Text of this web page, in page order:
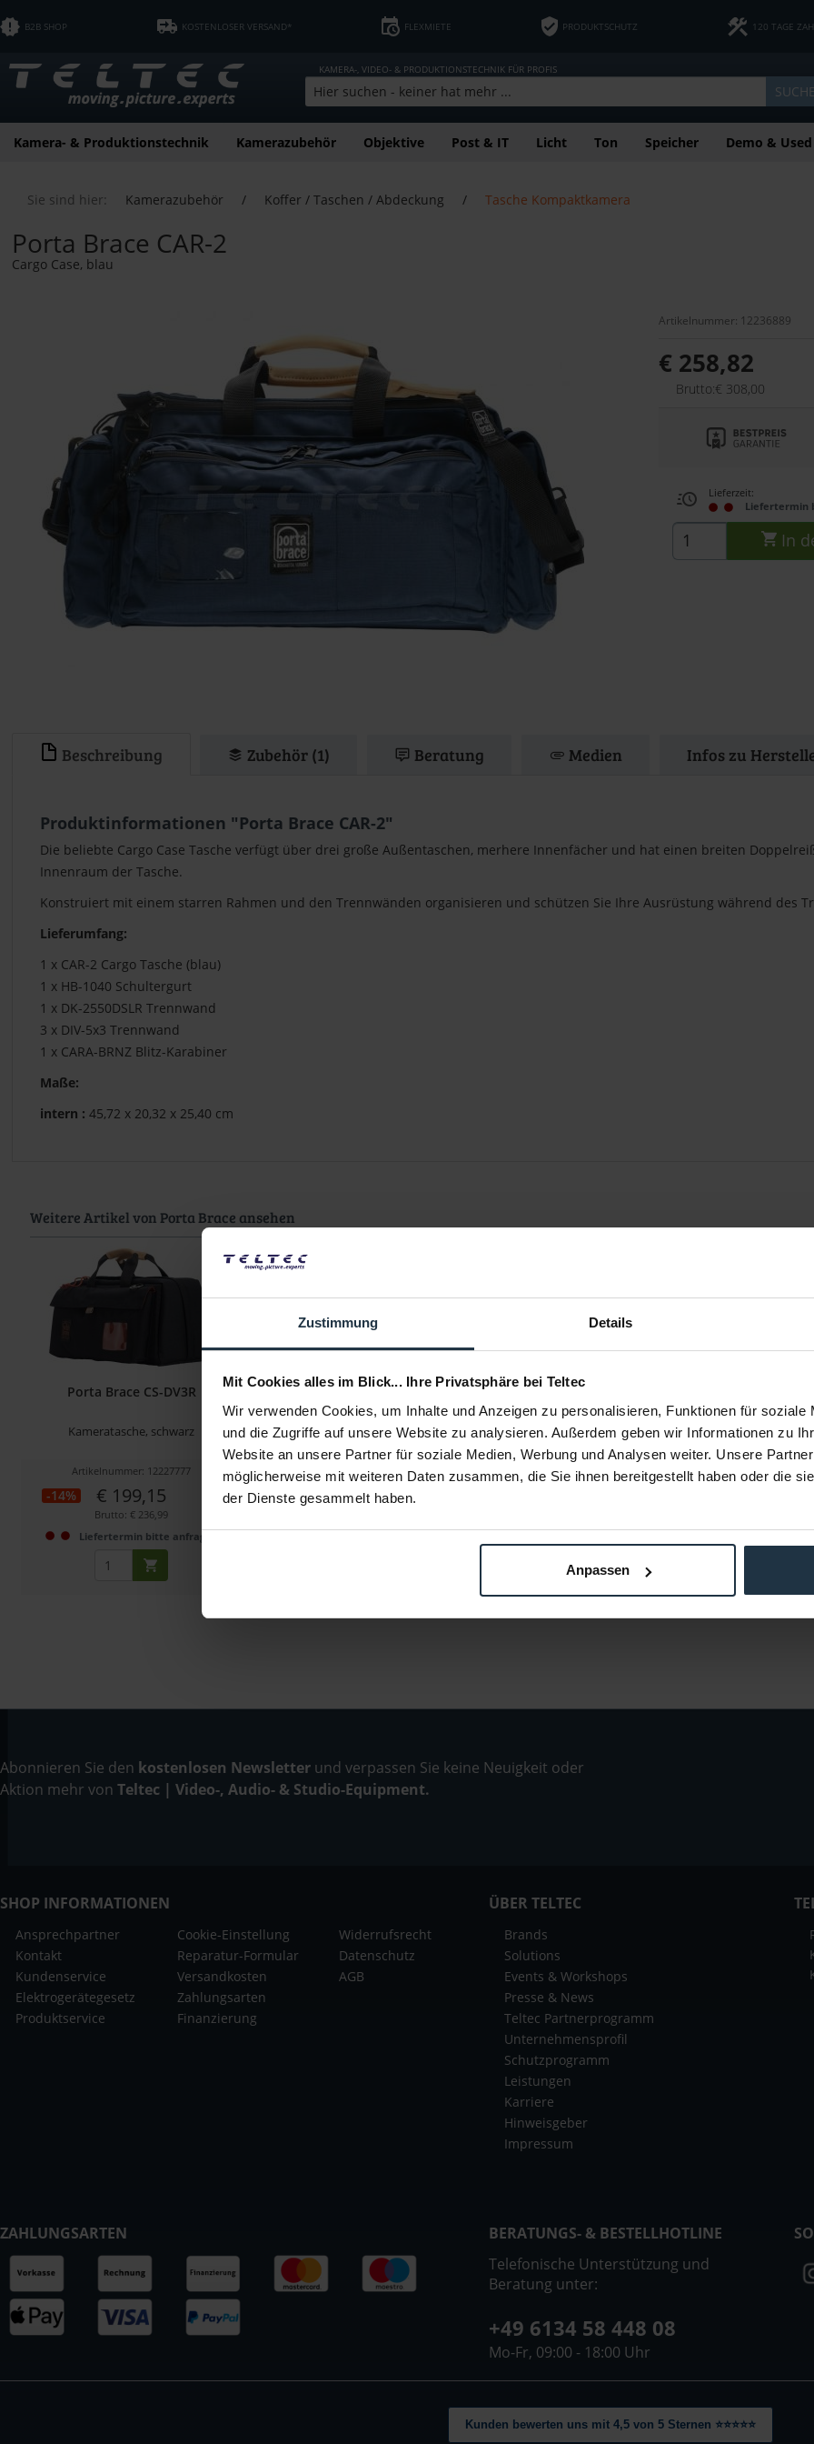
Zustimmung Details
Mit Cookies alles im Blick... Ihre Privatsphäre bei Teltec
Wir verwenden Cookies, um Inhalte und Anzeigen zu personalisieren, Funktionen für soziale
und die Zugriffe auf unsere Website zu analysieren. Außerdem geben wir Informationen zu
Website an unsere Partner für soziale Medien, Werbung und Analysen weiter. Unsere
möglicherweise mit weiteren Daten zusammen, die Sie ihnen bereitgestellt haben oder die
der Dienste gesammelt haben.
Anpassen
B2B SHOP KOSTENLOSER VERSAND* FLEXMIETE PRODUKTSCHUTZ 120 TAGE
KAMERA-, VIDEO- & PRODUKTIONSTECHNIK FÜR PROFIS
Kamera- & Produktionstechnik Kamerazubehör Objektive Post & IT Licht Ton Speicher Demo & Used
Sie sind hier: Kamerazubehör / Koffer / Taschen / Abdeckung / Tasche Kompaktkamera
Porta Brace CAR-2
Cargo Case, blau
Artikelnummer: 12236889
€ 258,82
Brutto:€ 308,00
Lieferzeit:
Liefertermin
In
Beschreibung Zubehör (1) Beratung Medien Infos zu
Produktinformationen "Porta Brace CAR-2"
Die beliebte Cargo Case Tasche verfügt über drei große Außentaschen, merhere Innenfächer und hat einen breiten
Innenraum der Tasche.
Konstruiert mit einem starren Rahmen und den Trennwänden organisieren und schützen Sie Ihre Ausrüstung während des
Lieferumfang:
1 x CAR-2 Cargo Tasche (blau)
1 x HB-1040 Schultergurt
1 x DK-2550DSLR Trennwand
3 x DIV-5x3 Trennwand
1 x CARA-BRNZ Blitz-Karabiner
Maße:
intern : 45,72 x 20,32 x 25,40 cm
Weitere Artikel von Porta Brace ansehen
Porta Brace CS-DV3R
Kameratasche, schwarz
Artikelnummer: 12227777
-14% € 199,15
Brutto: € 236,99
Liefertermin bitte anfragen
Porta Brace LPB-S60 Light- Pack
Case (Black)
mit starrem Rahmen, Arri SkyPanel S60
Artikelnummer: 12277076
-14% € 619,33
Porta Brace CAR-2B
Cargo Case (schwarz)
Artikelnummer: 12233814
Abonnieren Sie den kostenlosen Newsletter und verpassen Sie keine Neuigkeit oder
Aktion mehr von Teltec | Video-, Audio- & Studio-Equipment.
SHOP INFORMATIONEN
Ansprechpartner
Kontakt
Kundenservice
Elektrogerätegesetz
Produktservice
Cookie-Einstellung
Reparatur-Formular
Versandkosten
Zahlungsarten
Finanzierung
Widerrufsrecht
Datenschutz
AGB
ÜBER TELTEC
Brands
Solutions
Events & Workshops
Presse & News
Teltec Partnerprogramm
Unternehmensprofil
Schutzprogramm
Leistungen
Karriere
Hinweisgeber
Impressum
ZAHLUNGSARTEN
BERATUNGS- & BESTELLHOTLINE
Telefonische Unterstützung und
Beratung unter:
+49 6134 58 448 08
Mo-Fr, 09:00 - 18:00 Uhr
Kunden bewerten uns mit 4,5 von 5 Sternen ⭐⭐⭐⭐⭐